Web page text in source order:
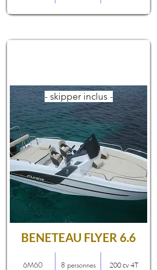
- skipper inclus -
BENETEAU FLYER 6.6
6M60 8 personnes 200 cv 4T